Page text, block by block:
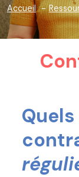
Accueil